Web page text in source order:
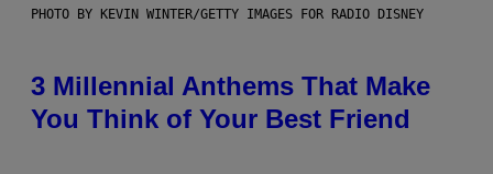
PHOTO BY KEVIN WINTER/GETTY IMAGES FOR RADIO DISNEY
3 Millennial Anthems That Make
You Think of Your Best Friend